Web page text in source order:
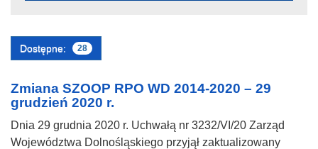
Dostępne: 28
Zmiana SZOOP RPO WD 2014-2020 – 29
grudzień 2020 r.
Dnia 29 grudnia 2020 r. Uchwałą nr 3232/VI/20 Zarząd
Województwa Dolnośląskiego przyjął zaktualizowany